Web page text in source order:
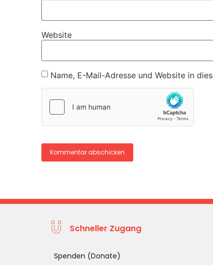
Website
Name, E-Mail-Adresse und Website in
Schneller Zugang
Spenden (Donate)